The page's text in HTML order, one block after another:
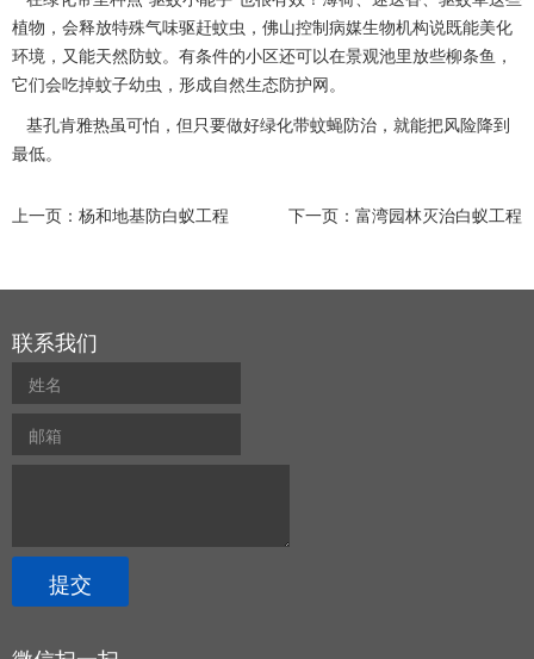
植物，会释放特殊气味驱赶蚊虫，佛山控制病媒生物机构说既能美化
环境，又能天然防蚊。有条件的小区还可以在景观池里放些柳条鱼，
它们会吃掉蚊子幼虫 ，形成自然生态防护网。
基孔肯雅热虽可怕，但只要做好绿化带蚊蝇防治，就能把风险降到
最低。
上一页： 杨和地基防白蚁工程 下一页： 富湾园林灭治白蚁工程
联系我们